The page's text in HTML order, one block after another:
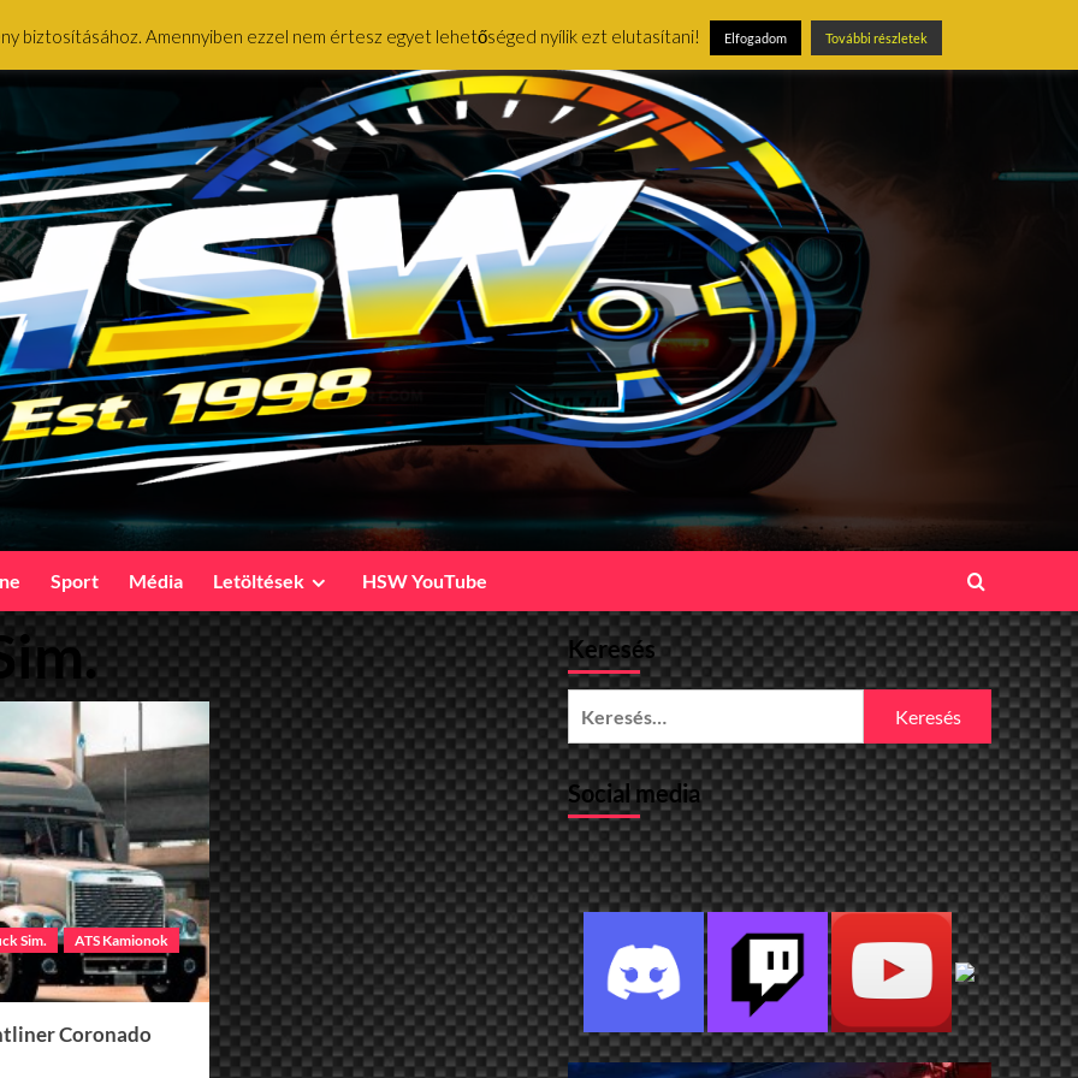
Sport Média Letöltések HSW YouTube
Sim.
ATS Kamionok
Coronado
Keresés
Keresés:
Social media
biztosításához. Amennyiben ezzel nem értesz egyet lehetőséged nyílik ezt elutasítani! Elfogadom További részletek